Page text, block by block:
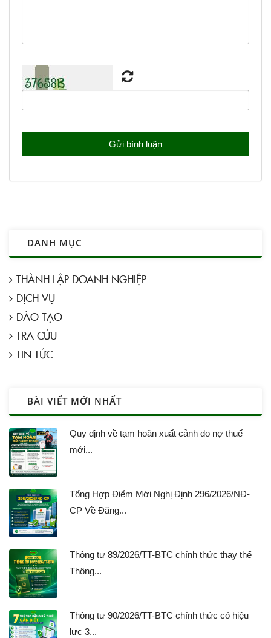
DANH MỤC
THÀNH LẬP DOANH NGHIỆP
DỊCH VỤ
ĐÀO TẠO
TRA CỨU
TIN TỨC
BÀI VIẾT MỚI NHẤT
Quy định về tạm hoãn xuất cảnh do nợ thuế
mới...
Tổng Hợp Điểm Mới Nghị Định 296/2026/NĐ-
CP Về Đăng...
Thông tư 89/2026/TT-BTC chính thức thay thế
Thông...
Thông tư 90/2026/TT-BTC chính thức có hiệu
lực 3...